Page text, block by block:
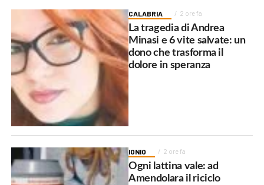
CALABRIA 2 ore fa
La tragedia di Andrea
Minasi e 6 vite salvate: un
dono che trasforma il
dolore in speranza
IONIO 2 ore fa
Ogni lattina vale: ad
Amendolara il riciclo